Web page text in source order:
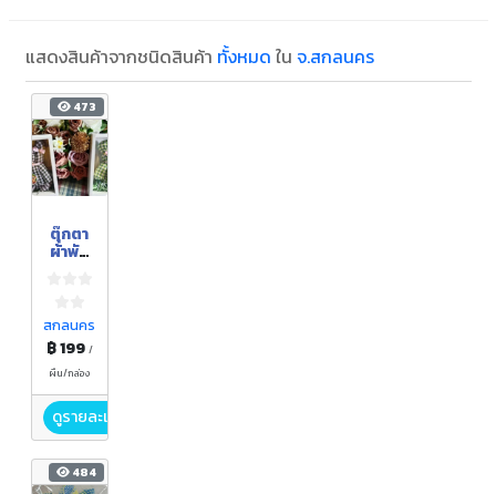
แสดงสินค้าจากชนิดสินค้า ทั้งหมด ใน จ.สกลนคร
473
ตุ๊กตา
ผ้าพัน
สกลนคร
฿ 199 /
ผืน/กล่อง
ดูรายละเอียด
484